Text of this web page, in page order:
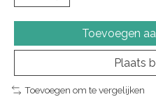
Toevoegen
Plaats
Toevoegen om te vergelijken